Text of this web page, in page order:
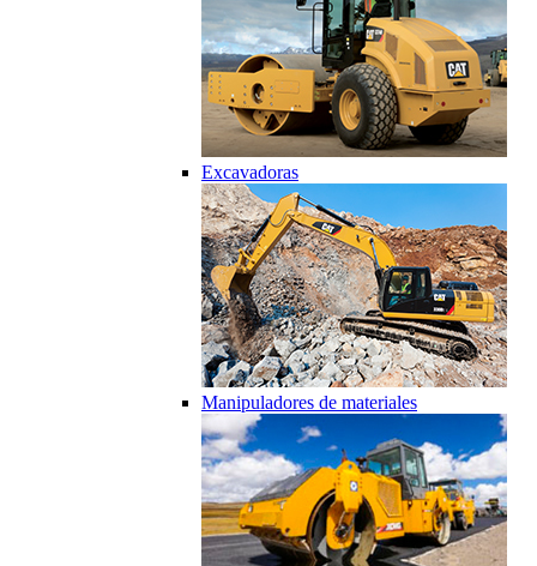
Excavadoras
Manipuladores de materiales